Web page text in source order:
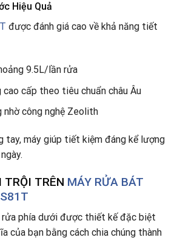
Hiệu Quả
được đánh giá cao về khả năng tiết
9.5L/lần rửa
cao cấp theo tiêu chuẩn châu Âu
nhờ công nghệ Zeolith
tay, máy giúp tiết kiệm đáng kể lượng
TRỘI TRÊN MÁY RỬA BÁT
rửa phía dưới được thiết kế đặc biệt
của bạn bằng cách chia chúng thành